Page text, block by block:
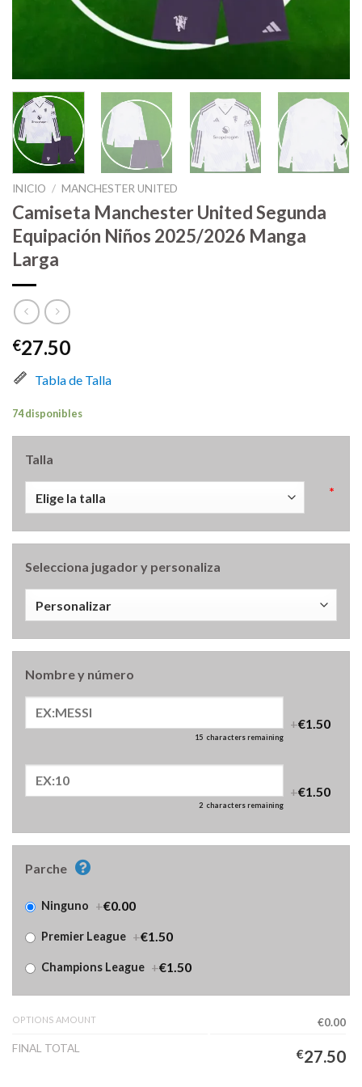
INICIO / MANCHESTER UNITED
Camiseta Manchester United Segunda
Equipación Niños 2025/2026 Manga
Larga
€27.50
Tabla de Talla
74 disponibles
Talla
*
Selecciona jugador y personaliza
Nombre y número
15 characters remaining
+€1.50
2 characters remaining
+€1.50
Parche
Ninguno +€0.00
Premier League +€1.50
Champions League +€1.50
OPTIONS AMOUNT
€0.00
FINAL TOTAL
€27.50